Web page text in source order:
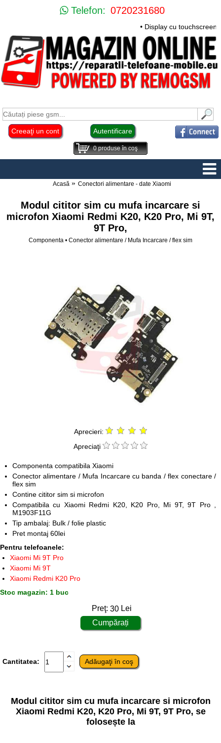
Telefon: 0720231680
• Display cu touchscreen
Creeaţi un cont Autentificare
0produse în coş
Acasă Conectori alimentare - date Xiaomi
Modul cititor sim cu mufa incarcare si
microfon Xiaomi Redmi K20, K20 Pro, Mi 9T,
9T Pro,
Componenta • Conector alimentare / Mufa Incarcare / flex sim
Aprecieri:
Apreciaţi
Componenta compatibila Xiaomi
Conector alimentare / Mufa Incarcare cu banda / flex conectare /
flex sim
Contine cititor sim si microfon
Compatibila cu Xiaomi Redmi K20, K20 Pro, Mi 9T, 9T Pro ,
M1903F11G
Tip ambalaj: Bulk / folie plastic
Pret montaj 60lei
Pentru telefoanele:
Xiaomi Mi 9T Pro
Xiaomi Mi 9T
Xiaomi Redmi K20 Pro
Stoc magazin: 1 buc
Preţ: 30 Lei
Cantitatea:
Modul cititor sim cu mufa incarcare si microfon
Xiaomi Redmi K20, K20 Pro, Mi 9T, 9T Pro, se
folosește la